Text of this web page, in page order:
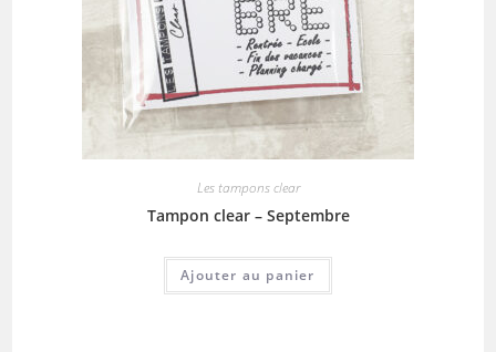
Les tampons clear
Tampon clear – Septembre
Ajouter au panier